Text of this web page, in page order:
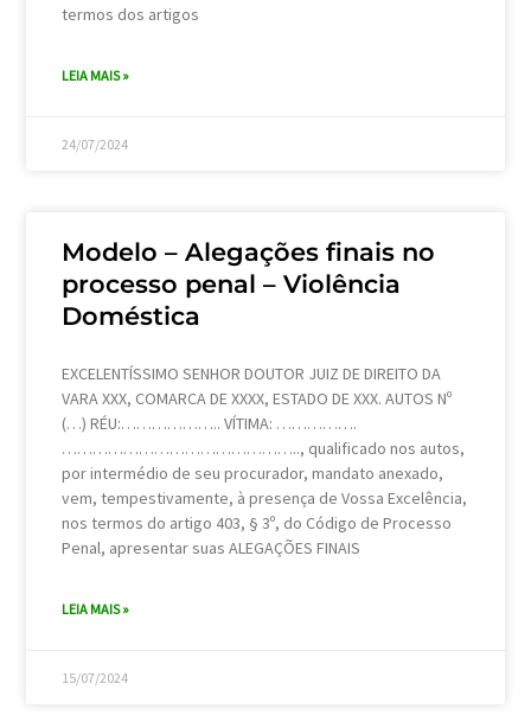
termos dos artigos
LEIA MAIS »
24/07/2024
Modelo – Alegações finais no
processo penal – Violência
Doméstica
EXCELENTÍSSIMO SENHOR DOUTOR JUIZ DE DIREITO DA
VARA XXX, COMARCA DE XXXX, ESTADO DE XXX. AUTOS Nº
(…) RÉU:……………….. VÍTIMA: …………….
……………………………………….., qualificado nos autos,
por intermédio de seu procurador, mandato anexado,
vem, tempestivamente, à presença de Vossa Excelência,
nos termos do artigo 403, § 3º, do Código de Processo
Penal, apresentar suas ALEGAÇÕES FINAIS
LEIA MAIS »
15/07/2024